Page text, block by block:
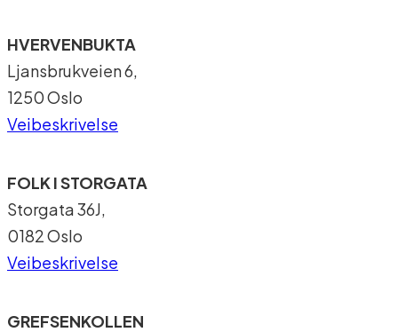
HVERVENBUKTA
Ljansbrukveien 6,
1250 Oslo
Veibeskrivelse
FOLK I STORGATA
Storgata 36J,
0182 Oslo
Veibeskrivelse
GREFSENKOLLEN